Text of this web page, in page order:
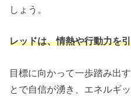
しょう。
レッドは、情熱や行動力を
目標に向かって一歩踏み出
とで自信が湧き、エネルギ